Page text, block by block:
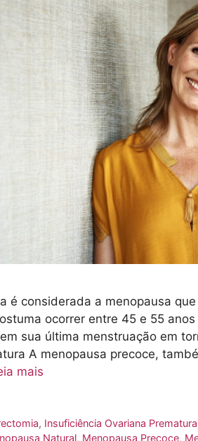
é considerada a menopausa
ocorrer entre 45 e 55
sua última menstruação em
A menopausa precoce,
mais
, Insuficiência Ovariana Prematura
Natural, Menopausa Precoce,